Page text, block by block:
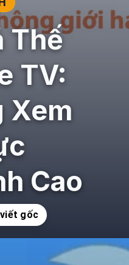
Thế
TV:
Xem
Cao
anime-tv